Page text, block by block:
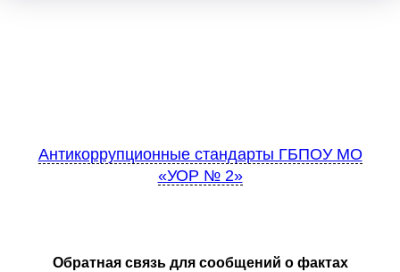
Антикоррупционные стандарты ГБПОУ МО
«УОР № 2»
Обратная связь для сообщений о фактах